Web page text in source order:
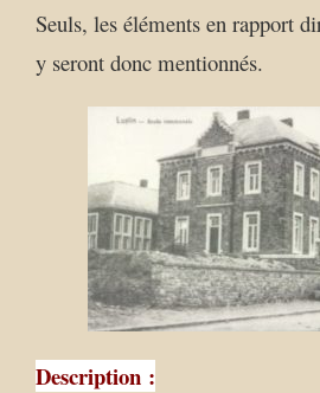
Seuls, les éléments en rapport
y seront donc mentionnés.
Description :